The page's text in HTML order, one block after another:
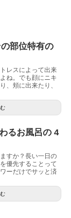
部位特有の
レスによって出来
ね。でも顔にニキ
、頬に出来たり、
るお風呂の 4
すか？長い一日の
優先することって
ーだけでサッと済